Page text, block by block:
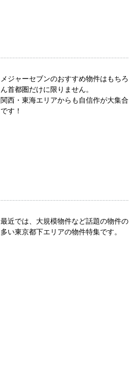
メジャーセブンのおすすめ物件はもちろ
ん首都圏だけに限りません。
関西・東海エリアからも自信作が大集合
です！
最近では、大規模物件など話題の物件の
多い東京都下エリアの物件特集です。